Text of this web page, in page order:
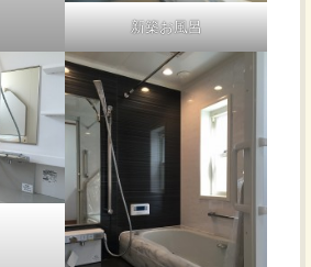
新築お風呂